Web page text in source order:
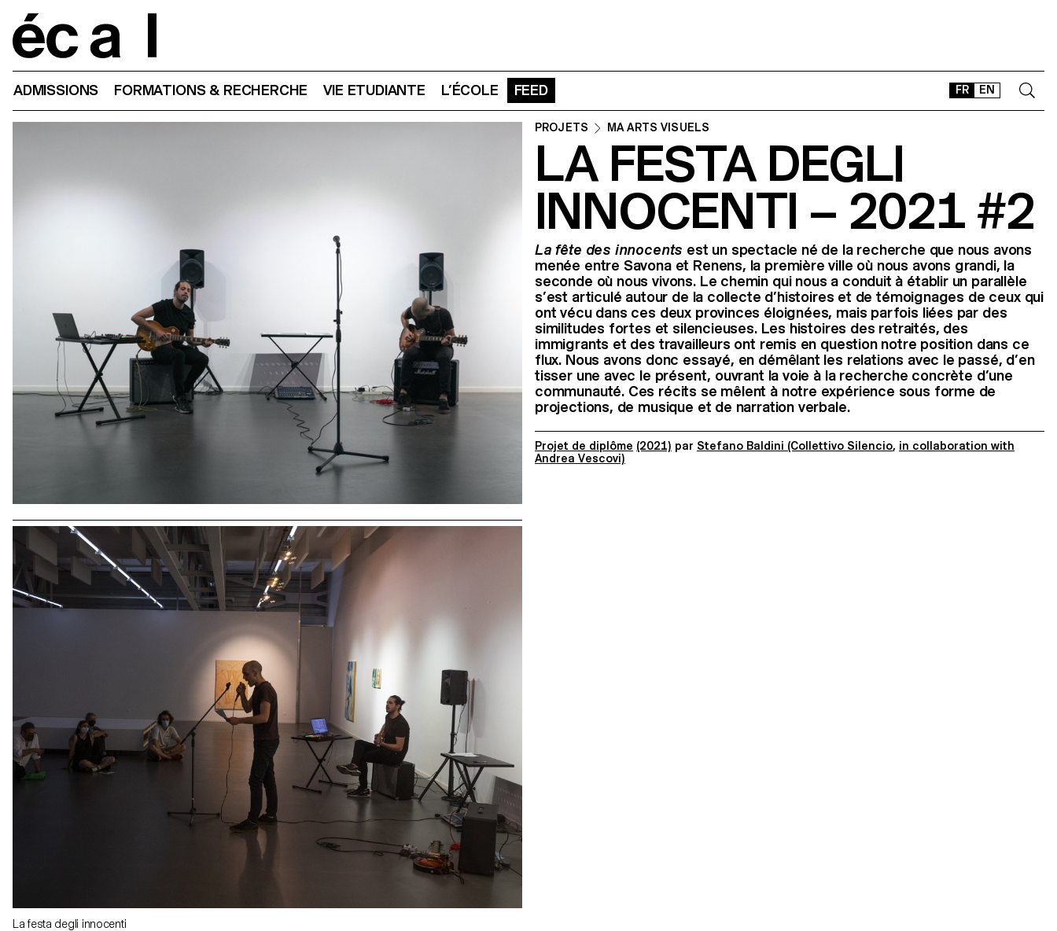
FR EN
ADMISSIONS FORMATIONS & RECHERCHE VIE ETUDIANTE L’ÉCOLE FEED
TYPEFACES
OFFLINE-ONLINE
Instagram
Facebook
LinkedIn
Vimeo
PROJETS MA ARTS VISUELS
LA FESTA DEGLI
INNOCENTI – 2021 #2
La fête des innocents est un spectacle né de la recherche que nous avons
menée entre Savona et Renens, la première ville où nous avons grandi, la
seconde où nous vivons. Le chemin qui nous a conduit à établir un parallèle
s’est articulé autour de la collecte d’histoires et de témoignages de ceux qui
ont vécu dans ces deux provinces éloignées, mais parfois liées par des
similitudes fortes et silencieuses. Les histoires des retraités, des
immigrants et des travailleurs ont remis en question notre position dans ce
flux. Nous avons donc essayé, en démêlant les relations avec le passé, d’en
tisser une avec le présent, ouvrant la voie à la recherche concrète d’une
communauté. Ces récits se mêlent à notre expérience sous forme de
projections, de musique et de narration verbale.
Projet de diplôme (2021) par Stefano Baldini (Collettivo Silencio, in collaboration with
Andrea Vescovi)
La festa degli innocenti